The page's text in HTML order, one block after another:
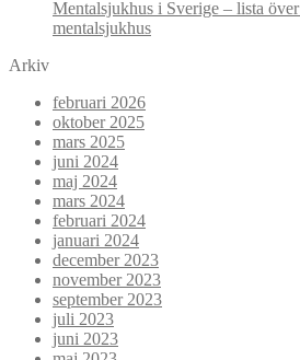
Mentalsjukhus i Sverige – lista
mentalsjukhus
Arkiv
februari 2026
oktober 2025
mars 2025
juni 2024
maj 2024
mars 2024
februari 2024
januari 2024
december 2023
november 2023
september 2023
juli 2023
juni 2023